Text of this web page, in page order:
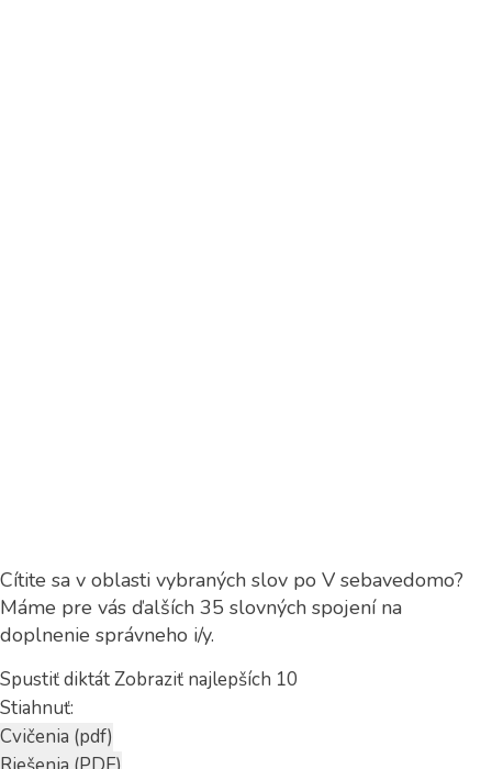
Cítite sa v oblasti vybraných slov po V sebavedomo?
Máme pre vás ďalších 35 slovných spojení na
doplnenie správneho i/y.
Spustiť diktátZobraziť najlepších 10
Stiahnuť: